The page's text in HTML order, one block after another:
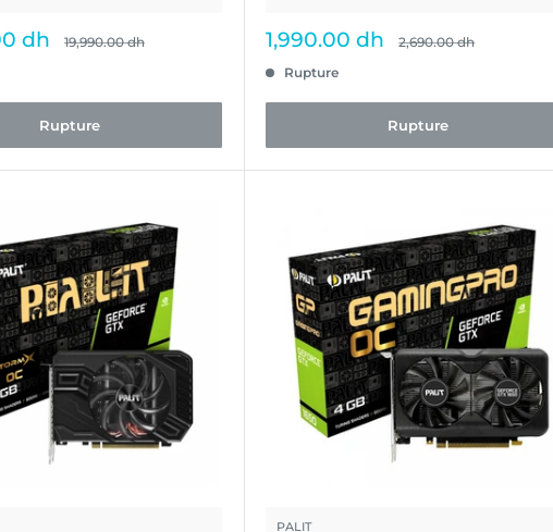
dh
Prix
normal
19,990.00 dh
Rupture
Prix
1,990.00 dh
Prix
normal
2,690.00 dh
Rupture
Rupture
PALIT